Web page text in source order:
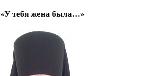
«У тебя жена была…»